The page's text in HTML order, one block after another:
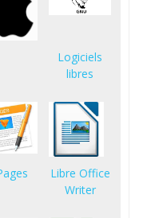
Logiciels
libres
Libre Office
Writer